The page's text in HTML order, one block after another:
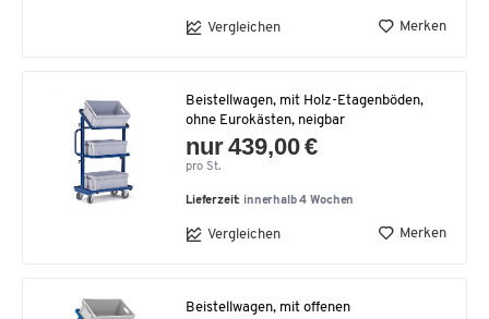
Vergleichen Merken
Beistellwagen, mit Holz-Etagenböden,
ohne Eurokästen, neigbar
nur 439,00 €
pro St.
Lieferzeit: innerhalb 4 Wochen
Vergleichen Merken
Beistellwagen, mit offenen